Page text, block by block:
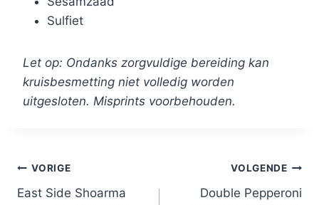
Sulfiet
Let op: Ondanks zorgvuldige bereiding kan
kruisbesmetting niet volledig worden
uitgesloten. Misprints voorbehouden.
Bericht
VORIGE
East Side Shoarma
VOLGENDE
Double Pepperoni